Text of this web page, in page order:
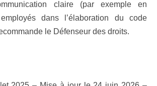
claire (par exemple en
dans l’élaboration du code
le Défenseur des droits.